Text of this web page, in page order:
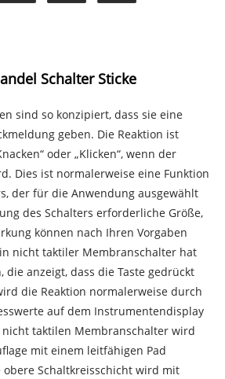
Schalter Sticke
sind so konzipiert, dass sie eine
geben. Die Reaktion ist
oder „Klicken“, wenn der
Dies ist normalerweise eine Funktion
der für die Anwendung ausgewählt
des Schalters erforderliche Größe,
können nach Ihren Vorgaben
nicht taktiler Membranschalter hat
die anzeigt, dass die Taste gedrückt
die Reaktion normalerweise durch
auf dem Instrumentendisplay
nicht taktilen Membranschalter wird
mit einem leitfähigen Pad
Schaltkreisschicht wird mit